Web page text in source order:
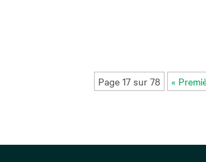
Page 17 sur 78 «